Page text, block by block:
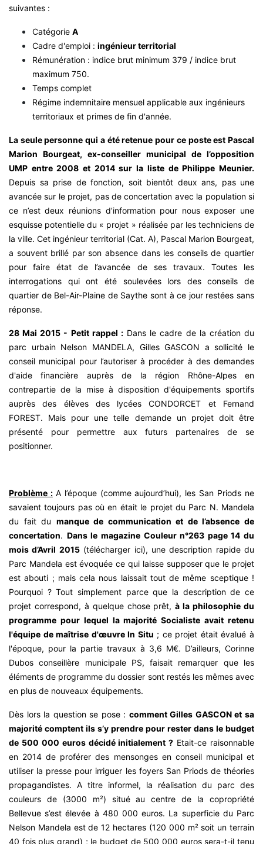
suivantes :
Catégorie A
Cadre d'emploi : ingénieur territorial
Rémunération : indice brut minimum 379 / indice brut
maximum 750.
Temps complet
Régime indemnitaire mensuel applicable aux ingénieurs
territoriaux et primes de fin d'année.
La seule personne qui a été retenue pour ce poste est Pascal
Marion Bourgeat, ex-conseiller municipal de l’opposition
UMP entre 2008 et 2014 sur la liste de Philippe Meunier.
Depuis sa prise de fonction, soit bientôt deux ans, pas une
avancée sur le projet, pas de concertation avec la population si
ce n’est deux réunions d’information pour nous exposer une
esquisse potentielle du « projet » réalisée par les techniciens de
la ville. Cet ingénieur territorial (Cat. A), Pascal Marion Bourgeat,
a souvent brillé par son absence dans les conseils de quartier
pour faire état de l’avancée de ses travaux. Toutes les
interrogations qui ont été soulevées lors des conseils de
quartier de Bel-Air-Plaine de Saythe sont à ce jour restées sans
réponse.
28 Mai 2015 - Petit rappel :Dans le cadre de la création du
parc urbain Nelson MANDELA, Gilles GASCON a sollicité le
conseil municipal pour l’autoriser à procéder à des demandes
d'aide financière auprès de la région Rhône-Alpes en
contrepartie de la mise à disposition d'équipements sportifs
auprès des élèves des lycées CONDORCET et Fernand
FOREST. Mais pour une telle demande un projet doit être
présenté pour permettre aux futurs partenaires de se
positionner.
Problème : A l’époque (comme aujourd’hui), les San Priods ne
savaient toujours pas où en était le projet du Parc N. Mandela
du fait du manque de communication et de l’absence de
concertation. Dans le magazine Couleur n°263 page 14 du
mois d’Avril 2015(télécharger ici), une description rapide du
Parc Mandela est évoquée ce qui laisse supposer que le projet
est abouti ; mais cela nous laissait tout de même sceptique !
Pourquoi ? Tout simplement parce que la description de ce
projet correspond, à quelque chose prêt,à la philosophie du
programme pour lequel la majorité Socialiste avait retenu
l'équipe de maîtrise d'œuvre In Situ ; ce projet était évalué à
l'époque, pour la partie travaux à 3,6 M€. D’ailleurs, Corinne
Dubos conseillère municipale PS, faisait remarquer que les
éléments de programme du dossier sont restés les mêmes avec
en plus de nouveaux équipements.
Dès lors la question se pose : comment Gilles GASCON et sa
majorité comptent ils s’y prendre pour rester dans le budget
de 500 000 euros décidé initialement ? Etait-ce raisonnable
en 2014 de proférer des mensonges en conseil municipal et
utiliser la presse pour irriguer les foyers San Priods de théories
propagandistes. A titre informel, la réalisation du parc des
couleurs de (3000 m²) situé au centre de la copropriété
Bellevue s’est élevée à 480 000 euros. La superficie du Parc
Nelson Mandela est de 12 hectares (120 000 m² soit un terrain
40 fois plus grand) ; le budget de 500 000 euros sera-t-il tenu